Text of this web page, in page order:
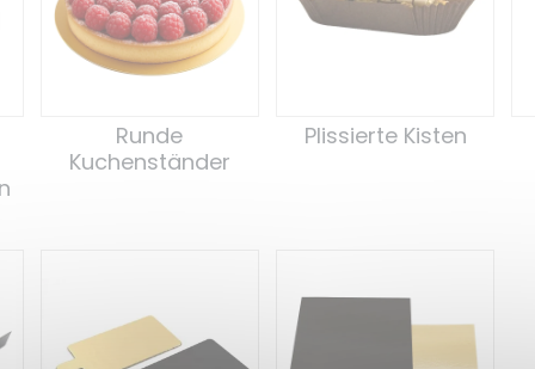
Runde
Kuchenständer
Plissierte Kisten